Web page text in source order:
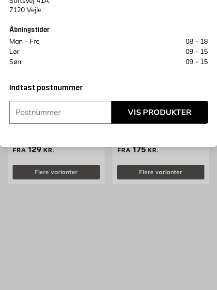
7120 Vejle
Åbningstider
Man - Fre
08 - 18
Lør
09 - 15
Søn
09 - 15
Indtast postnummer
VIS PRODUKTER
MIDUN
FRA Pris 129 kr. /stk
129 KR.
Flere varianter
MIDUN BASIC
FRA Pris 175 kr. /stk
175 KR.
Flere varianter